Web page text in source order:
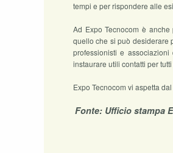
tempi e per rispondere alle
Ad Expo Tecnocom è
quello che si può desiderare
professionisti e
instaurare utili contatti per
Expo Tecnocom vi aspetta
Fonte: Ufficio stampa